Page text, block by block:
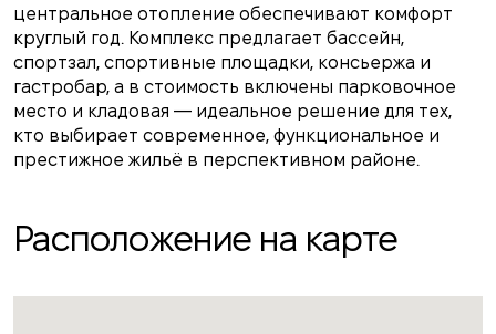
центральное отопление обеспечивают комфорт
круглый год. Комплекс предлагает бассейн,
спортзал, спортивные площадки, консьержа и
гастробар, а в стоимость включены парковочное
место и кладовая — идеальное решение для тех,
кто выбирает современное, функциональное и
престижное жильё в перспективном районе.
Расположение на карте